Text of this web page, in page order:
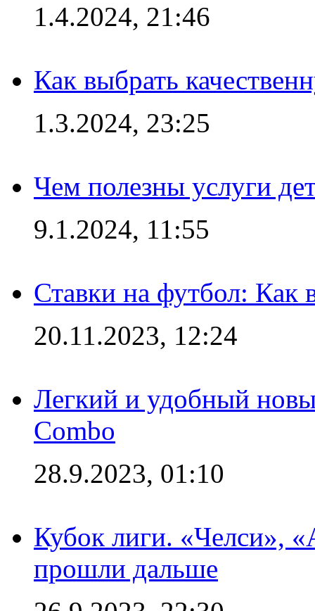
1.4.2024, 21:46
Как выбрать
1.3.2024, 23:25
Чем полезны услуги
9.1.2024, 11:55
Ставки на футбол: Как
20.11.2023, 12:24
Легкий и удобный
Combo
28.9.2023, 01:10
Кубок лиги. «Челси»,
прошли дальше